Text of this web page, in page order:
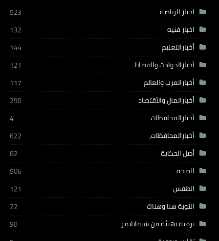
اخبار الرياضة
523
اخبار فنيه
132
أخبارالتعليم
144
أخبارالحوادث والقضايا
121
أخبارالعرب والعالم
117
أخبارالمال والأقتصاد
290
أخبارالمحافظات
4
أخبارالمحافظات،
622
أصل الحكاية
82
الصحة
506
الطقس
121
النوبة هنا وهناك
22
برقية تهنئة من شيفاتايمز
90